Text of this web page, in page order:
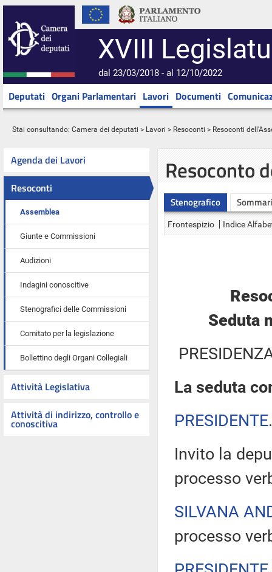
XVIII
dal 23/03/2018 - al 12/10/2022
Deputati Organi Parlamentari Lavori Documenti
Stai consultando: Camera dei deputati > Lavori > Resoconti > Resoconti
Agenda dei Lavori
Resoconti
Assemblea
Giunte e Commissioni
Audizioni
Indagini conoscitive
Stenografici delle Commissioni
Comitato per la legislazione
Bollettino degli Organi Collegiali
Attività Legislativa
Attività di indirizzo, controllo e
conoscitiva
Resoconto
Stenografico
Frontespizio Indice
Seduta
La seduta
PRESIDENTE
Invito la
processo
SILVANA
processo